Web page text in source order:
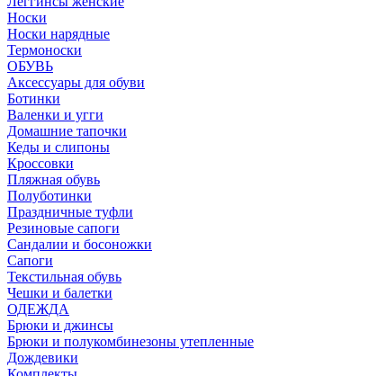
Носки
Носки нарядные
Термоноски
ОБУВЬ
Аксессуары для обуви
Ботинки
Валенки и угги
Домашние тапочки
Кеды и слипоны
Кроссовки
Пляжная обувь
Полуботинки
Праздничные туфли
Резиновые сапоги
Сандалии и босоножки
Сапоги
Текстильная обувь
Чешки и балетки
ОДЕЖДА
Брюки и джинсы
Брюки и полукомбинезоны утепленные
Дождевики